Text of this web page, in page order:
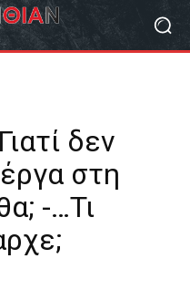
δεν
στη
-…Τι